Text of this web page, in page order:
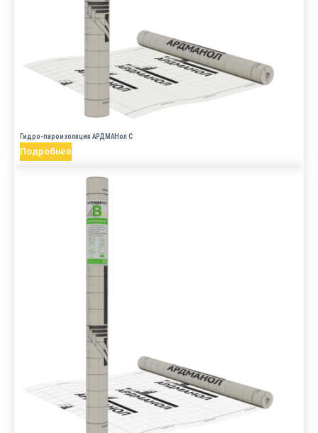
Гидро-пароизоляция АРДМАНол C
Подробнее